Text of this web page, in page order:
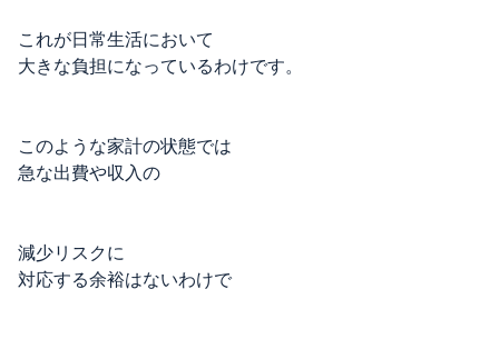
これが日常生活において
大きな負担になっているわけです。
このような家計の状態では
急な出費や収入の
減少リスクに
対応する余裕はないわけで